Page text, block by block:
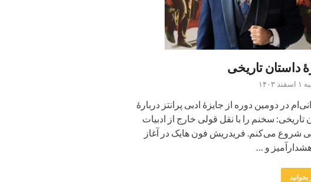
داستان تاریخی
در دومین دوره از جایزۀ ادبی پرانتز دربارۀ
تاریخی: سخنم را با نقل قولی خارج از ادبیات
شروع می‌کنم. فریدریش فون هایک در آغاز
و …
بخوانید